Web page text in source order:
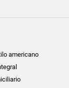
americano